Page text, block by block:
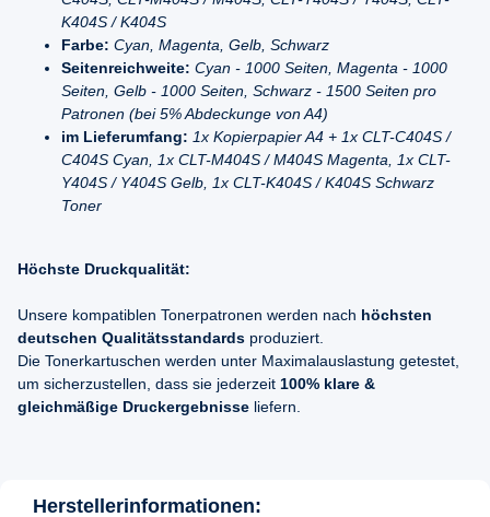
K404S / K404S
Farbe: Cyan, Magenta, Gelb, Schwarz
Seitenreichweite: Cyan - 1000 Seiten, Magenta - 1000
Seiten, Gelb - 1000 Seiten, Schwarz - 1500 Seiten pro
Patronen (bei 5% Abdeckunge von A4)
im Lieferumfang: 1x Kopierpapier A4 + 1x CLT-C404S /
C404S Cyan, 1x CLT-M404S / M404S Magenta, 1x CLT-
Y404S / Y404S Gelb, 1x CLT-K404S / K404S Schwarz
Toner
Höchste Druckqualität:
Unsere kompatiblen Tonerpatronen werden nach höchsten
deutschen Qualitätsstandards produziert.
Die Tonerkartuschen werden unter Maximalauslastung getestet,
um sicherzustellen, dass sie jederzeit 100% klare &
gleichmäßige Druckergebnisse liefern.
Herstellerinformationen: